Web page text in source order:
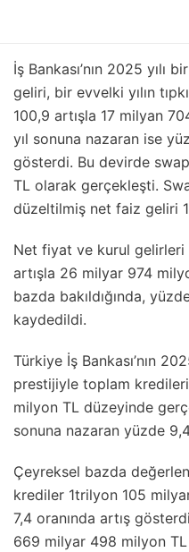
İş Bankası’nın 2025 yılı
geliri, bir evvelki yılın
100,9 artışla 17 milyan
yıl sonuna nazaran ise
gösterdi. Bu devirde
TL olarak gerçekleşti.
düzeltilmiş net faiz geliri
Net fiyat ve kurul gelirleri
artışla 26 milyar 974
bazda bakıldığında,
kaydedildi.
Türkiye İş Bankası’nın
prestijiyle toplam
milyon TL düzeyinde
sonuna nazaran yüzde
Çeyreksel bazda
krediler 1trilyon 105
7,4 oranında artış
669 milyar 498 milyon